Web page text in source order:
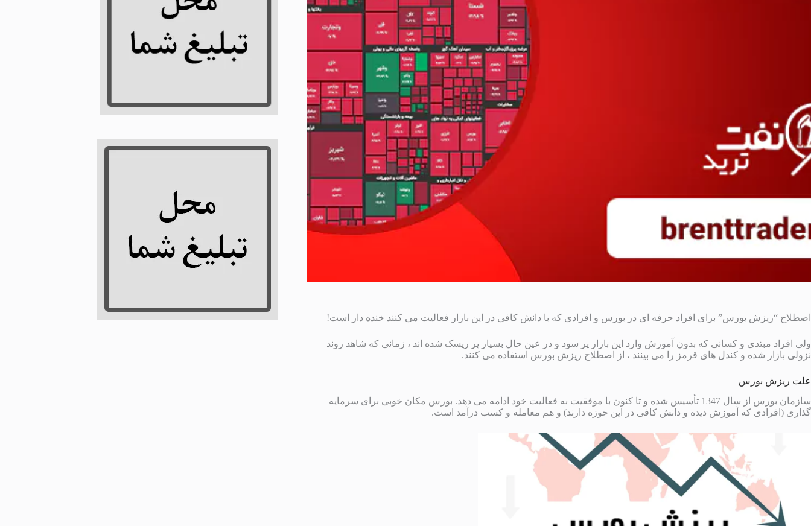
اصطلاح “ریزش بورس” برای افراد حرفه ای در بورس و افرادی که با دانش کافی در این بازار فعالیت می کنند خنده دار است!
ولی افراد مبتدی و کسانی که بدون آموزش وارد این بازار پر سود و در عین حال بسیار پر ریسک شده اند ، زمانی که شاهد روند
نزولی بازار شده و کندل های قرمز را می بینند ، از اصطلاح ریزش بورس استفاده می کنند.
علت ریزش بورس
سازمان بورس از سال 1347 تأسیس شده و تا کنون با موفقیت به فعالیت خود ادامه می دهد. بورس مکان خوبی برای سرمایه
گذاری (افرادی که آموزش دیده و دانش کافی در این حوزه دارند) و هم معامله و کسب درآمد است.